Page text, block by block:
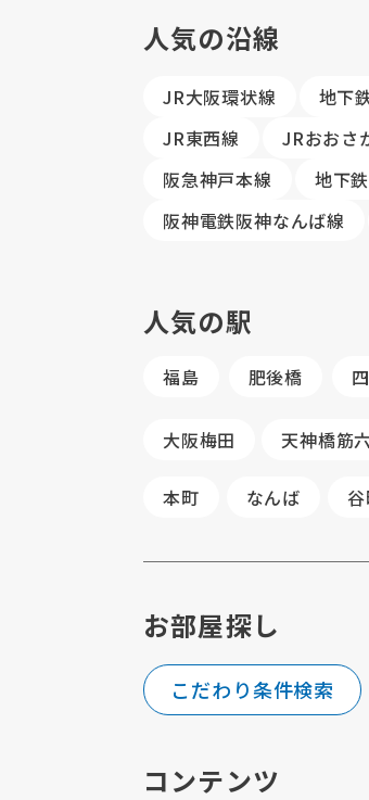
人気の沿線
JR大阪環状線 地下
JR東西線
JRおおさ
阪急神戸本線
地下
阪神電鉄阪神なんば線
人気の駅
福島 肥後橋
大阪梅田 天神橋筋
本町 なんば
お部屋探し
こだわり条件検索
コンテンツ